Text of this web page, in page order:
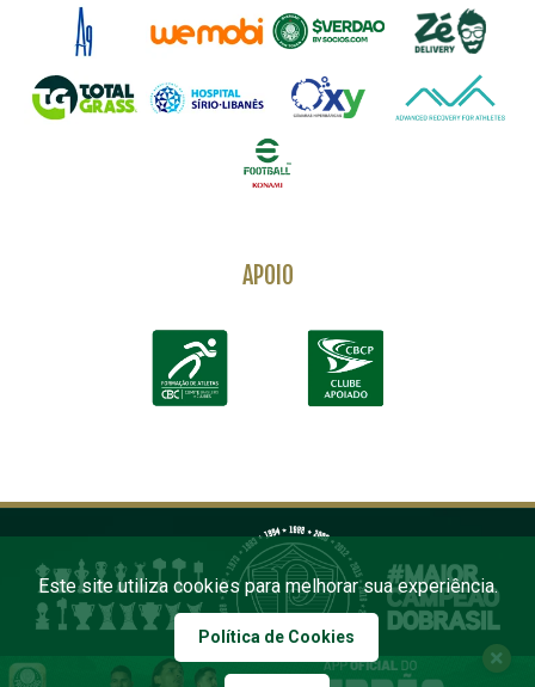
APOIO
Este site utiliza cookies para melhorar sua experiência.
Política de Cookies